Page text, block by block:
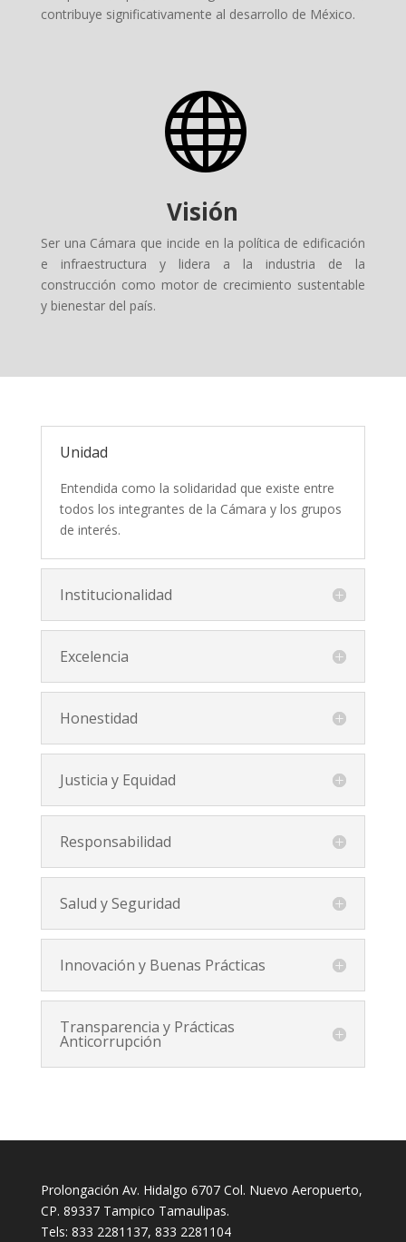
contribuye significativamente al desarrollo de México.

Visión
Ser una Cámara que incide en la política de edificación
e infraestructura y lidera a la industria de la
construcción como motor de crecimiento sustentable
y bienestar del país.
Unidad
Entendida como la solidaridad que existe entre
todos los integrantes de la Cámara y los grupos
de interés.
Institucionalidad
Excelencia
Honestidad
Justicia y Equidad
Responsabilidad
Salud y Seguridad
Innovación y Buenas Prácticas
Transparencia y Prácticas
Anticorrupción
Prolongación Av. Hidalgo 6707 Col. Nuevo Aeropuerto,
CP. 89337 Tampico Tamaulipas.
Tels: 833 2281137, 833 2281104